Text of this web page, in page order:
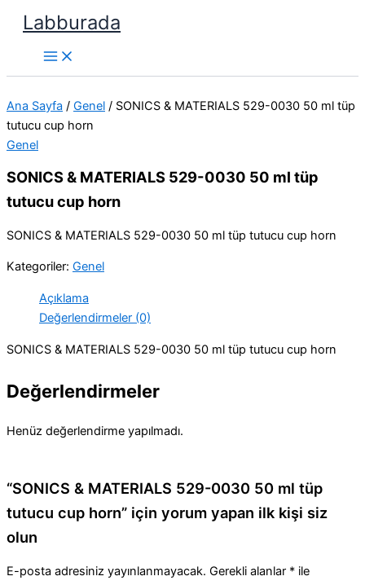
İçeriğe
atla
Labburada
Ana Sayfa / Genel / SONICS & MATERIALS 529-0030 50 ml tüp
tutucu cup horn
Genel
SONICS & MATERIALS 529-0030 50 ml tüp
tutucu cup horn
SONICS & MATERIALS 529-0030 50 ml tüp tutucu cup horn
Kategoriler: Genel
Açıklama
Değerlendirmeler (0)
SONICS & MATERIALS 529-0030 50 ml tüp tutucu cup horn
Değerlendirmeler
Henüz değerlendirme yapılmadı.
“SONICS & MATERIALS 529-0030 50 ml tüp
tutucu cup horn” için yorum yapan ilk kişi siz
olun
E-posta adresiniz yayınlanmayacak. Gerekli alanlar * ile